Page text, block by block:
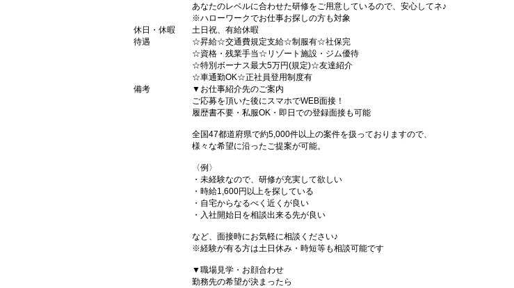
あなたのレベルに合わせた研修をご用意しているので、安心してネ♪
※ハローワークでお仕事お探しの方も対象
休日・休暇
土日祝、有給休暇
待遇
☆昇給☆交通費規定支給☆制服有☆社保完
☆資格・残業手当☆リゾート施設・ジム優待
☆特別ボーナス最大5万円(規定)☆友達紹介
☆車通勤OK☆正社員登用制度有
備考
▼お仕事紹介先のご案内
ご応募を頂いた後にスマホでWEB面接！
履歴書不要・私服OK・即日での登録面接も可能
全国47都道府県で約5,000件以上の案件を扱っておりますので、
様々な希望に沿ったご提案が可能。
〈例〉
・未経験なので、研修が充実して欲しい
・時給1,600円以上を探している
・自宅からなるべく近くが良い
・入社開始日を相談出来る先が良い
など、面接時にお気軽に相談ください♪
※経験が有る方は土日休み・時短等も相談可能です
▼職場見学・お顔合わせ
勤務先の希望が決まったら